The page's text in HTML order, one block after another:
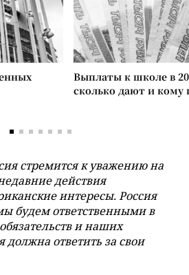
Выплаты к школе в
сколько дают и
стремится к уважению на
действия
интересы. Россия
будем ответственными в
и наших
должна ответить за свои